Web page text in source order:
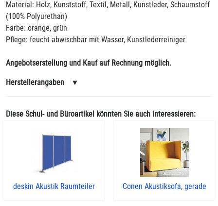
Material: Holz, Kunststoff, Textil, Metall, Kunstleder, Schaumstoff
(100% Polyurethan)
Farbe: orange, grün
Pflege: feucht abwischbar mit Wasser, Kunstlederreiniger
Angebotserstellung und Kauf auf Rechnung möglich.
Herstellerangaben ▼
Diese Schul- und Büroartikel könnten Sie auch interessieren:
deskin Akustik Raumteiler Conen Akustiksofa, gerade